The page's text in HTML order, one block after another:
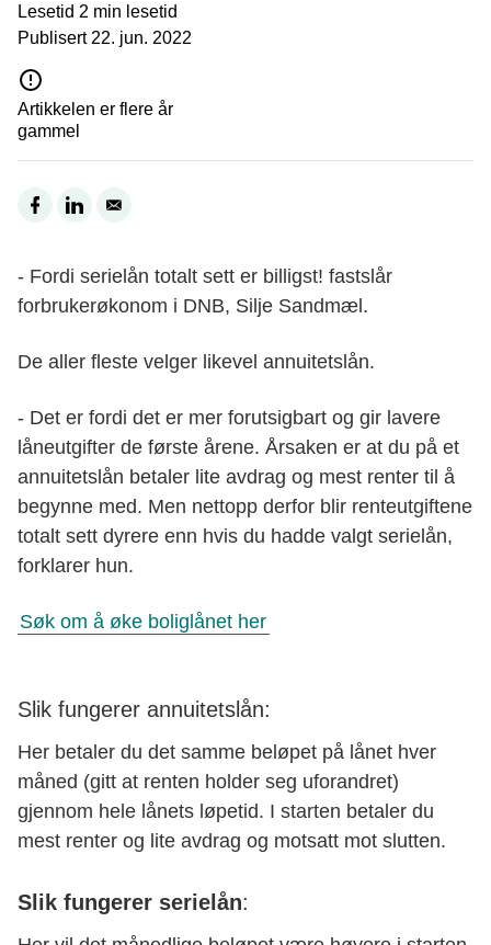
Lesetid 2 min lesetid
Publisert 22. jun. 2022
Artikkelen er flere år
gammel
- Fordi serielån totalt sett er billigst! fastslår
forbrukerøkonom i DNB, Silje Sandmæl.
De aller fleste velger likevel annuitetslån.
- Det er fordi det er mer forutsigbart og gir lavere
låneutgifter de første årene. Årsaken er at du på et
annuitetslån betaler lite avdrag og mest renter til å
begynne med. Men nettopp derfor blir renteutgiftene
totalt sett dyrere enn hvis du hadde valgt serielån,
forklarer hun.
Søk om å øke boliglånet her
Slik fungerer annuitetslån:
Her betaler du det samme beløpet på lånet hver
måned (gitt at renten holder seg uforandret)
gjennom hele lånets løpetid. I starten betaler du
mest renter og lite avdrag og motsatt mot slutten.
Slik fungerer serielån: